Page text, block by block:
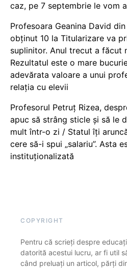
caz, pe 7 septembrie le vom
Profesoara Geanina David
obținut 10 la Titularizare va
suplinitor. Anul trecut a făcut
Rezultatul este o mare
adevărata valoare a unui
relația cu elevii
Profesorul Petruț Rizea,
apuc să strâng sticle și să le
mult într-o zi / Statul îți
cere să-i spui „salariu”. Asta
instituționalizată
COPYRIGHT
Pentru că scrieți despre
datorită acestui lucru, ar fi util
când preluați un articol, părți